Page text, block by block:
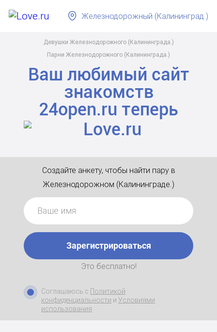
Девушки Железнодорожного (Калининграда.)
Парни Железнодорожного (Калининграда.)
Железнодорожный (Калининград.)
Ваш любимый сайт
знакомств
24open.ru теперь
Создайте анкету, чтобы найти пару в
Железнодорожном (Калининграде.)
Зарегистрироваться
Это бесплатно!
Соглашаюсь с Политикой
конфиденциальности и Условиями
использования